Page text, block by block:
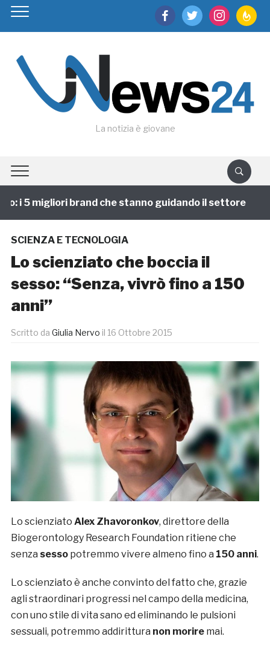
facebooktwitter instagram
La notizia è giovane
i 5 migliori brand che stanno guidando il settore
SCIENZA E TECNOLOGIA
Lo scienziato che boccia il
sesso: “Senza, vivrò fino a 150
anni”
Scritto da Giulia Nervo il 16 Ottobre 2015
Lo scienziato Alex Zhavoronkov, direttore della
Biogerontology Research Foundation ritiene che
senza sessopotremmo vivere almeno fino a 150 anni.
Lo scienziato è anche convinto del fatto che, grazie
agli straordinari progressi nel campo della medicina,
con uno stile di vita sano ed eliminando le pulsioni
sessuali, potremmo addirittura non moriremai.